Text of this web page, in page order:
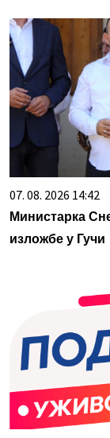
07. 08. 2026 14:42
Министарка
изложбе у Гучи